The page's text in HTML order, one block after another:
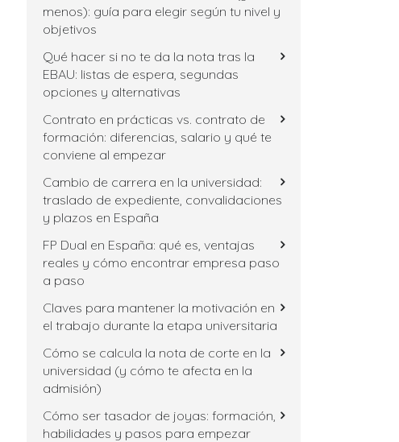
menos): guía para elegir según tu nivel y
objetivos
Qué hacer si no te da la nota tras la
EBAU: listas de espera, segundas
opciones y alternativas
Contrato en prácticas vs. contrato de
formación: diferencias, salario y qué te
conviene al empezar
Cambio de carrera en la universidad:
traslado de expediente, convalidaciones
y plazos en España
FP Dual en España: qué es, ventajas
reales y cómo encontrar empresa paso
a paso
Claves para mantener la motivación en
el trabajo durante la etapa universitaria
Cómo se calcula la nota de corte en la
universidad (y cómo te afecta en la
admisión)
Cómo ser tasador de joyas: formación,
habilidades y pasos para empezar